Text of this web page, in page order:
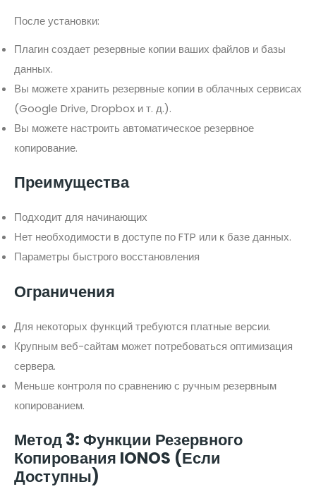
После установки:
Плагин создает резервные копии ваших файлов и базы
данных.
Вы можете хранить резервные копии в облачных сервисах
(Google Drive, Dropbox и т. д.).
Вы можете настроить автоматическое резервное
копирование.
Преимущества
Подходит для начинающих
Нет необходимости в доступе по FTP или к базе данных.
Параметры быстрого восстановления
Ограничения
Для некоторых функций требуются платные версии.
Крупным веб-сайтам может потребоваться оптимизация
сервера.
Меньше контроля по сравнению с ручным резервным
копированием.
Метод 3: Функции Резервного
Копирования IONOS (если
Доступны)